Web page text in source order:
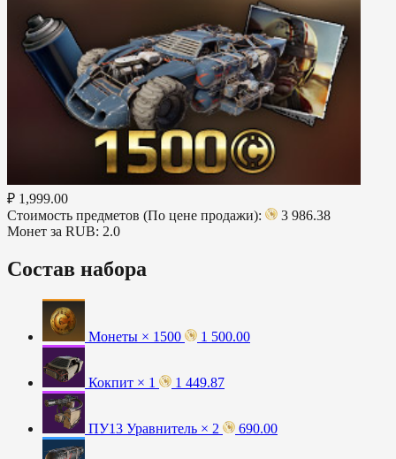
₽ 1,999.00
Стоимость предметов (По цене продажи):
3 986.38
Монет за RUB: 2.0
Состав набора
Монеты × 1500 1 500.00
Кокпит × 1 1 449.87
ПУ13 Уравнитель × 2 690.00